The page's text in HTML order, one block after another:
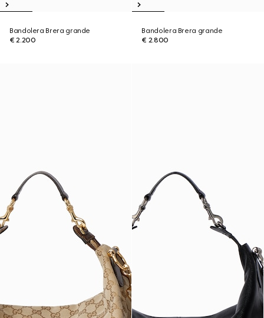
Bandolera Brera grande
€ 2.200
Bandolera Brera grande
€ 2.800